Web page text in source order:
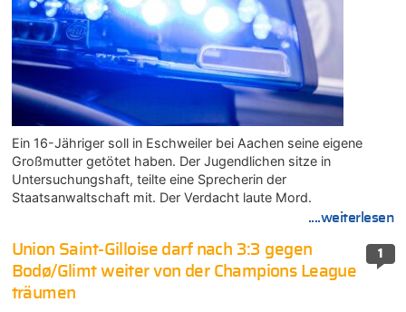
Ein 16-Jähriger soll in Eschweiler bei Aachen seine eigene
Großmutter getötet haben. Der Jugendlichen sitze in
Untersuchungshaft, teilte eine Sprecherin der
Staatsanwaltschaft mit. Der Verdacht laute Mord.
....weiterlesen
1
Union Saint-Gilloise darf nach 3:3 gegen
Bodø/Glimt weiter von der Champions League
träumen